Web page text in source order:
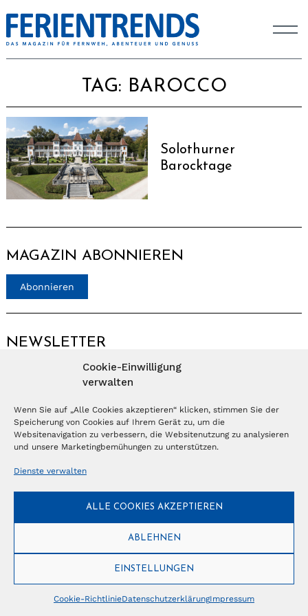
Cookie-Einwilligung
verwalten
Wenn Sie auf „Alle Cookies akzeptieren“ klicken, stimmen Sie der
Speicherung von Cookies auf Ihrem Gerät zu, um die
Websitenavigation zu verbessern, die Websitenutzung zu analysieren
und unsere Marketingbemühungen zu unterstützen.
Dienste verwalten
ALLE COOKIES AKZEPTIEREN
ABLEHNEN
EINSTELLUNGEN
Cookie-RichtlinieDatenschutzerklärungImpressum
TAG: BAROCCO
Solothurner
Barocktage
MAGAZIN ABONNIEREN
Abonnieren
NEWSLETTER
© Copyright 2026 – Ferientrends // info@tlvg.ch// +41 31 300 30 85 //
Tourismus Lifestyle Verlag GmbH // Frohbergweg 1 - CH-3012 Bern //
Datenschutzerklärung//Impressum